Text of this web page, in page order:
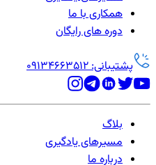
همکاری با ما
دوره های رایگان
پشتیبانی: 09134663512
بلاگ
مسیرهای یادگیری
درباره ما